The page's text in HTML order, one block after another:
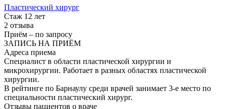
Пластический хирург
Стаж 12 лет
2 отзыва
Приём – по запросу
ЗАПИСЬ НА ПРИЁМ
Адреса приема
Специалист в области пластической хирургии и
микрохирургии. Работает в разных областях пластической
хирургии.
В рейтинге по Барнаулу среди врачей занимает 3-е место по
специальности пластический хирург.
Отзывы пациентов о враче